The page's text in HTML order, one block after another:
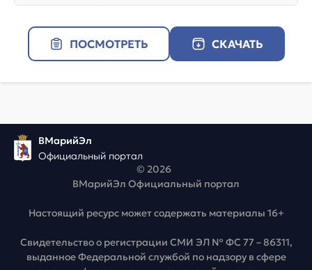
ПОСМОТРЕТЬ СКАЧАТЬ
ВМарийЭл
Официальный портал
© 2026
ВМарийЭл Официальный портал
Настоящий ресурс может содержать материалы 16+
Свидетельство о регистрации СМИ ЭЛ № ФС 77 – 86311,
выданное Федеральной службой по надзору в сфере